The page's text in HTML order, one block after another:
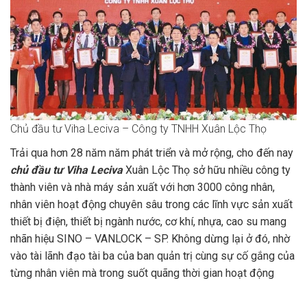
Chủ đầu tư Viha Leciva – Công ty TNHH Xuân Lộc Thọ
Trải qua hơn 28 năm năm phát triển và mở rộng, cho đến nay
chủ đầu tư Viha LecivaXuân Lộc Thọ sở hữu nhiều công ty
thành viên và nhà máy sản xuất với hơn 3000 công nhân,
nhân viên hoạt động chuyên sâu trong các lĩnh vực sản xuất
thiết bị điện, thiết bị ngành nước, cơ khí, nhựa, cao su mang
nhãn hiệu SINO – VANLOCK – SP. Không dừng lại ở đó, nhờ
vào tài lãnh đạo tài ba của ban quản trị cùng sự cố gắng của
từng nhân viên mà trong suốt quãng thời gian hoạt động